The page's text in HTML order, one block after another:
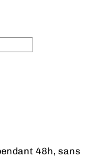
48h, sans